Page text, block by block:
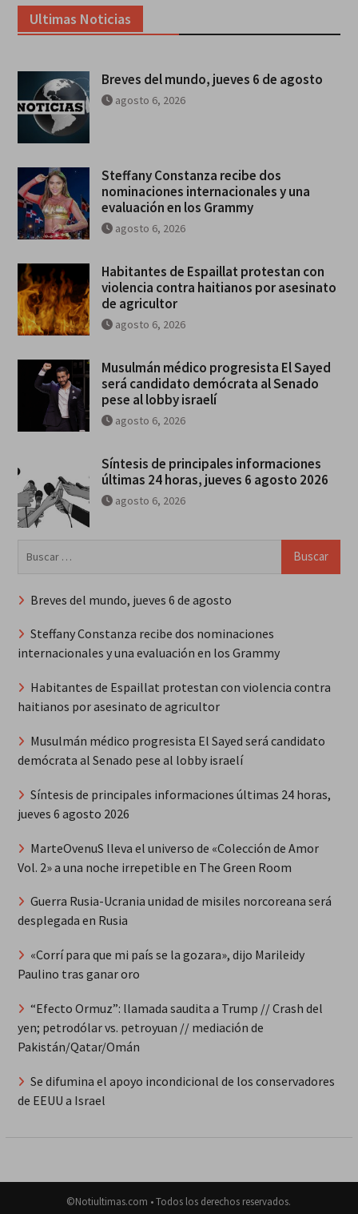
Ultimas Noticias
Breves del mundo, jueves 6 de agosto
agosto 6, 2026
Steffany Constanza recibe dos
nominaciones internacionales y una
evaluación en los Grammy
agosto 6, 2026
Habitantes de Espaillat protestan con
violencia contra haitianos por asesinato
de agricultor
agosto 6, 2026
Musulmán médico progresista El Sayed
será candidato demócrata al Senado
pese al lobby israelí
agosto 6, 2026
Síntesis de principales informaciones
últimas 24 horas, jueves 6 agosto 2026
agosto 6, 2026
Breves del mundo, jueves 6 de agosto
Steffany Constanza recibe dos nominaciones
internacionales y una evaluación en los Grammy
Habitantes de Espaillat protestan con violencia contra
haitianos por asesinato de agricultor
Musulmán médico progresista El Sayed será candidato
demócrata al Senado pese al lobby israelí
Síntesis de principales informaciones últimas 24 horas,
jueves 6 agosto 2026
MarteOvenuS lleva el universo de «Colección de Amor
Vol. 2» a una noche irrepetible en The Green Room
Guerra Rusia-Ucrania unidad de misiles norcoreana será
desplegada en Rusia
«Corrí para que mi país se la gozara», dijo Marileidy
Paulino tras ganar oro
“Efecto Ormuz”: llamada saudita a Trump // Crash del
yen; petrodólar vs. petroyuan // mediación de
Pakistán/Qatar/Omán
Se difumina el apoyo incondicional de los conservadores
de EEUU a Israel
©Notiultimas.com • Todos los derechos reservados.